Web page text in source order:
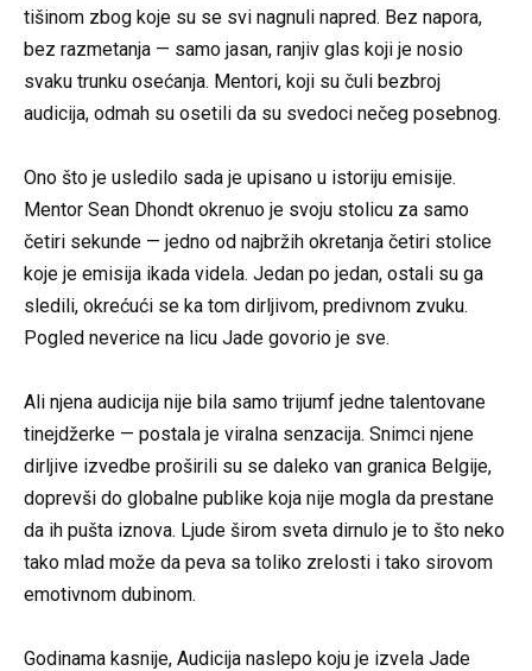
tišinom zbog koje su se svi nagnuli napred. Bez napora,
bez razmetanja — samo jasan, ranjiv glas koji je nosio
svaku trunku osećanja. Mentori, koji su čuli bezbroj
audicija, odmah su osetili da su svedoci nečeg posebnog.
Ono što je usledilo sada je upisano u istoriju emisije.
Mentor Sean Dhondt okrenuo je svoju stolicu za samo
četiri sekunde — jedno od najbržih okretanja četiri stolice
koje je emisija ikada videla. Jedan po jedan, ostali su ga
sledili, okrećući se ka tom dirljivom, predivnom zvuku.
Pogled neverice na licu Jade govorio je sve.
Ali njena audicija nije bila samo trijumf jedne talentovane
tinejdžerke — postala je viralna senzacija. Snimci njene
dirljive izvedbe proširili su se daleko van granica Belgije,
doprevši do globalne publike koja nije mogla da prestane
da ih pušta iznova. Ljude širom sveta dirnulo je to što neko
tako mlad može da peva sa toliko zrelosti i tako sirovom
emotivnom dubinom.
Godinama kasnije, Audicija naslepo koju je izvela Jade